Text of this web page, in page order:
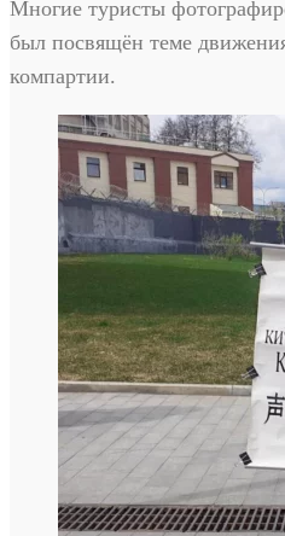
Многие туристы
был посвящён теме
компартии.